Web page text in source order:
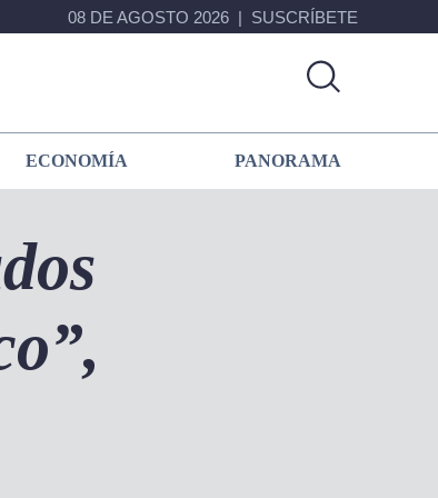
08 DE AGOSTO 2026 SUSCRÍBETE
ECONOMÍA PANORAMA